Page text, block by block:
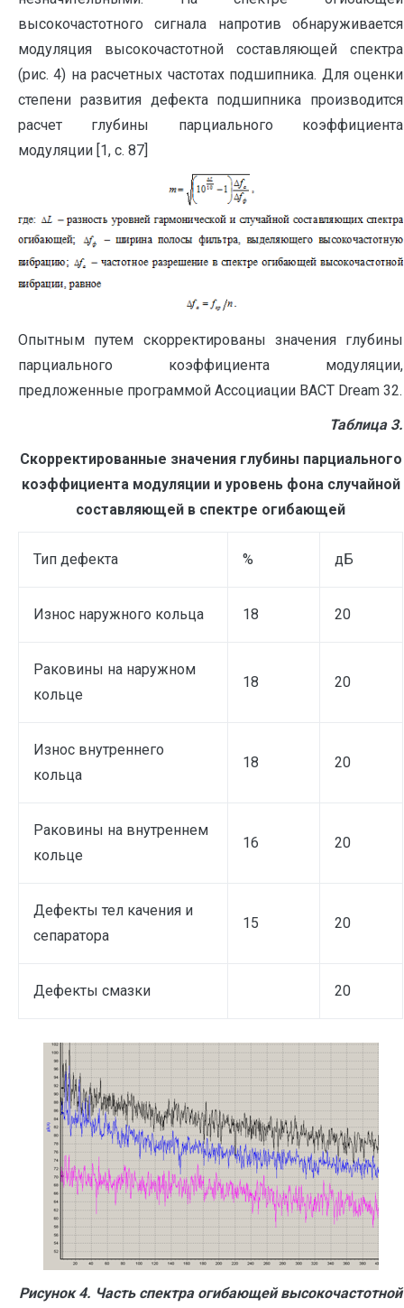
высокочастотного сигнала напротив обнаруживается
модуляция высокочастотной составляющей спектра
(рис. 4) на расчетных частотах подшипника. Для оценки
степени развития дефекта подшипника производится
расчет глубины парциального коэффициента
модуляции [1, с. 87]
Опытным путем скорректированы значения глубины
парциального коэффициента модуляции,
предложенные программой Ассоциации ВАСТ Dream 32.
Таблица 3.
Скорректированные значения глубины парциального
коэффициента модуляции и уровень фона случайной
составляющей в спектре огибающей
Тип дефекта % дБ
Износ наружного кольца 18 20
Раковины на наружном
кольце
18 20
Износ внутреннего
кольца
18 20
Раковины на внутреннем
кольце
16 20
Дефекты тел качения и
сепаратора
15 20
Дефекты смазки 20
Рисунок 4. Часть спектра огибающей высокочастотной